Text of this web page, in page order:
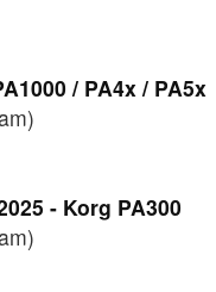
/ PA4x / PA5x
- Korg PA300